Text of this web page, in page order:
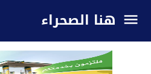
هنا الصحراء